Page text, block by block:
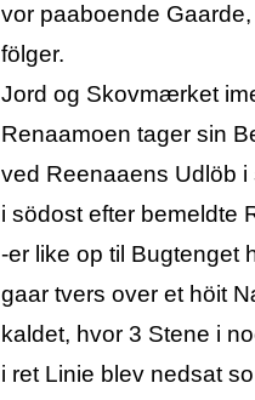
vor paaboende
fölger.
Jord og Skovmærket
Renaamoen tager sin
ved Reenaaens Udlöb
i södost efter bemeldte
-er like op til Bugtenget
gaar tvers over et höit
kaldet, hvor 3 Stene i
i ret Linie blev nedsat